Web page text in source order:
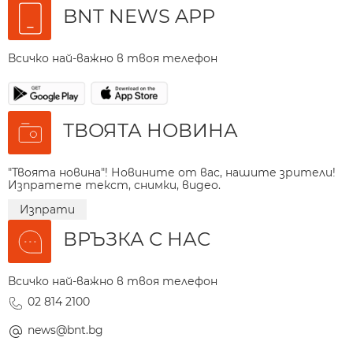
BNT NEWS APP
Всичко най-важно в твоя телефон
ТВОЯТА НОВИНА
"Твоята новина"! Новините от вас, нашите зрители!
Изпратете текст, снимки, видео.
Изпрати
ВРЪЗКА С НАС
Всичко най-важно в твоя телефон
02 814 2100
news@bnt.bg